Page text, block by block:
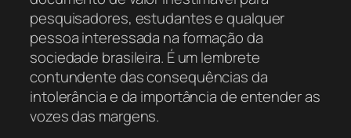
pesquisadores, estudantes e qualquer
pessoa interessada na formação da
sociedade brasileira. É um lembrete
contundente das consequências da
intolerância e da importância de entender as
vozes das margens.